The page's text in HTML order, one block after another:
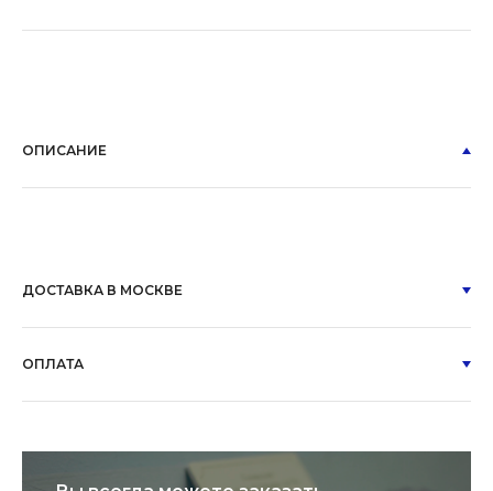
ОПИСАНИЕ
ДОСТАВКА В МОСКВЕ
ОПЛАТА